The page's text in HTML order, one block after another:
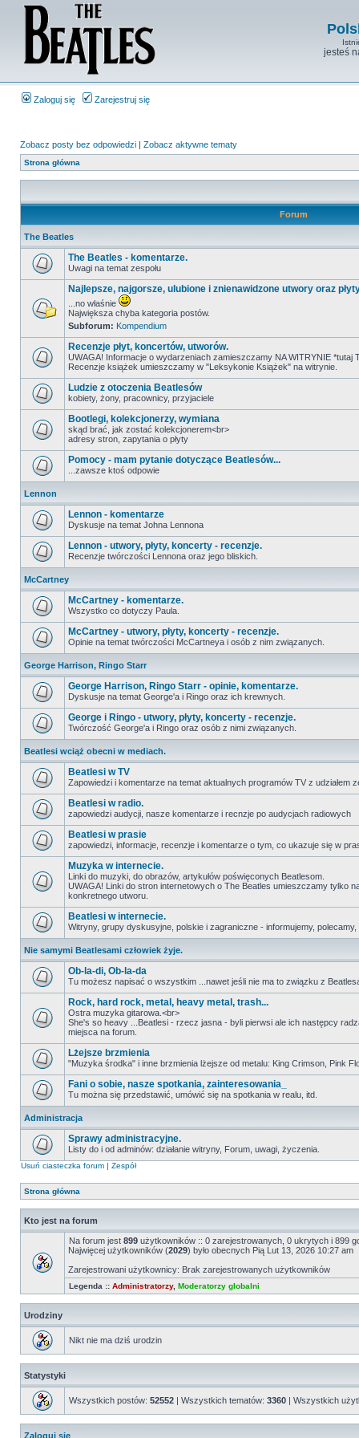
jesteś
Zaloguj się Zarejestruj się
Zobacz posty bez odpowiedzi | Zobacz aktywne tematy
Strona główna
Forum
The Beatles
The Beatles - komentarze.
Uwagi na temat zespołu
Najlepsze, najgorsze, ulubione i znienawidzone utwory oraz
...no właśnie
Największa chyba kategoria postów.
Subforum: Kompendium
Recenzje płyt, koncertów, utworów.
UWAGA! Informacje o wydarzeniach zamieszczamy NA WITRYNIE *tutaj
Recenzje książek umieszczamy w "Leksykonie Książek" na witrynie.
Ludzie z otoczenia Beatlesów
kobiety, żony, pracownicy, przyjaciele
Bootlegi, kolekcjonerzy, wymiana
skąd brać, jak zostać kolekcjonerem<br>
adresy stron, zapytania o płyty
Pomocy - mam pytanie dotyczące Beatlesów...
...zawsze ktoś odpowie
Lennon
Lennon - komentarze
Dyskusje na temat Johna Lennona
Lennon - utwory, płyty, koncerty - recenzje.
Recenzje twórczości Lennona oraz jego bliskich.
McCartney
McCartney - komentarze.
Wszystko co dotyczy Paula.
McCartney - utwory, płyty, koncerty - recenzje.
Opinie na temat twórczości McCartneya i osób z nim związanych.
George Harrison, Ringo Starr
George Harrison, Ringo Starr - opinie, komentarze.
Dyskusje na temat George'a i Ringo oraz ich krewnych.
George i Ringo - utwory, płyty, koncerty - recenzje.
Twórczość George'a i Ringo oraz osób z nimi związanych.
Beatlesi wciąż obecni w mediach.
Beatlesi w TV
Zapowiedzi i komentarze na temat aktualnych programów TV z udziałem
Beatlesi w radio.
zapowiedzi audycji, nasze komentarze i recnzje po audycjach radiowych
Beatlesi w prasie
zapowiedzi, informacje, recenzje i komentarze o tym, co ukazuje się w
Muzyka w internecie.
Linki do muzyki, do obrazów, artykułów poświęconych Beatlesom.
UWAGA! Linki do stron internetowych o The Beatles umieszczamy tylko
konkretnego utworu.
Beatlesi w internecie.
Witryny, grupy dyskusyjne, polskie i zagraniczne - informujemy, polecamy,
Nie samymi Beatlesami człowiek żyje.
Ob-la-di, Ob-la-da
Tu możesz napisać o wszystkim ...nawet jeśli nie ma to związku z
Rock, hard rock, metal, heavy metal, trash...
Ostra muzyka gitarowa.<br>
She's so heavy ...Beatlesi - rzecz jasna - byli pierwsi ale ich następcy
miejsca na forum.
Lżejsze brzmienia
"Muzyka środka" i inne brzmienia lżejsze od metalu: King Crimson, Pink
Fani o sobie, nasze spotkania, zainteresowania_
Tu można się przedstawić, umówić się na spotkania w realu, itd.
Administracja
Sprawy administracyjne.
Listy do i od adminów: działanie witryny, Forum, uwagi, życzenia.
Usuń ciasteczka forum | Zespół
Strona główna
Kto jest na forum
Na forum jest 899 użytkowników :: 0 zarejestrowanych, 0 ukrytych i 899
Najwięcej użytkowników (2029) było obecnych Pią Lut 13, 2026 10:27 am
Zarejestrowani użytkownicy: Brak zarejestrowanych użytkowników
Legenda :: Administratorzy, Moderatorzy globalni
Urodziny
Nikt nie ma dziś urodzin
Statystyki
Wszystkich postów: 52552 | Wszystkich tematów: 3360 | Wszystkich
Zaloguj się